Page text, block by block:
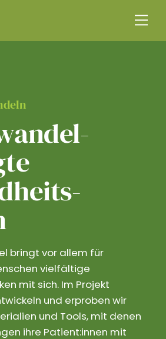
bringt vor allem für
vielfältige
mit sich. Im Projekt
und erproben wir
und Tools, mit denen
ihre Patient:innen mit